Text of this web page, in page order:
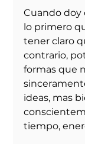
Cuando doy
lo primero
tener claro
contrario,
formas que
ideas, mas
tiempo,